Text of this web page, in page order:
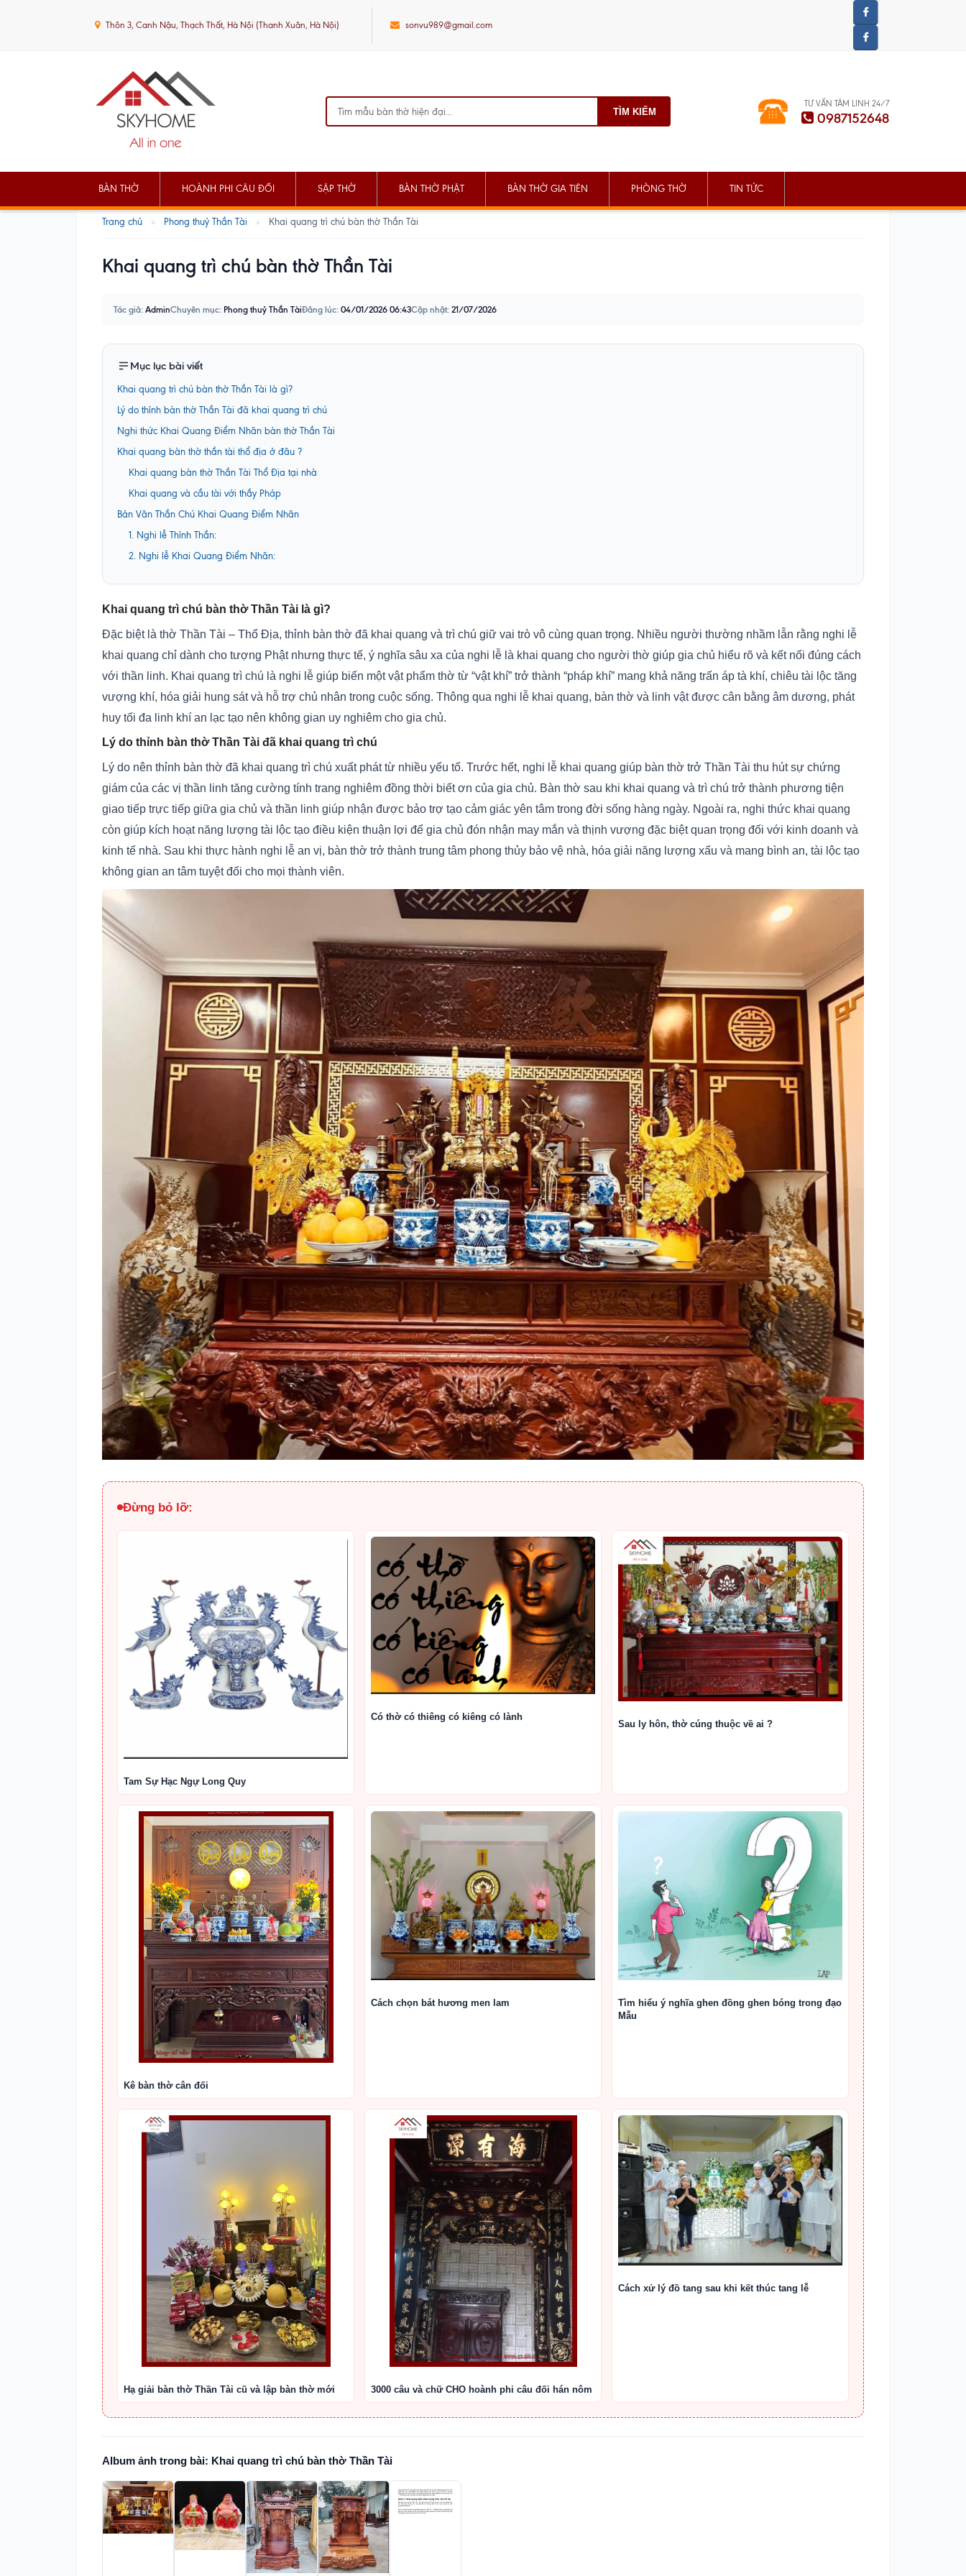
Thôn 3, Canh Nậu, Thạch Thất, Hà Nội (Thanh Xuân, Hà Nội) sonvu989@gmail.com
TÌM KIẾM
TƯ VẤN TÂM LINH 24/7
0987152648
BÀN THỜ HOÀNH PHI CÂU ĐỐI SẬP THỜ BÀN THỜ PHẬT BÀN THỜ GIA TIÊN PHÒNG THỜ TIN TỨC
Trang chủ » Phong thuỷ Thần Tài » Khai quang trì chú bàn thờ Thần Tài
Khai quang trì chú bàn thờ Thần Tài
Tác giả: AdminChuyên mục: Phong thuỷ Thần TàiĐăng lúc: 04/01/2026 06:43Cập nhật: 21/07/2026
Mục lục bài viết
Khai quang trì chú bàn thờ Thần Tài là gì?
Lý do thỉnh bàn thờ Thần Tài đã khai quang trì chú
Nghi thức Khai Quang Điểm Nhãn bàn thờ Thần Tài
Khai quang bàn thờ thần tài thổ địa ở đâu ?
Khai quang bàn thờ Thần Tài Thổ Địa tại nhà
Khai quang và cầu tài với thầy Pháp
Bản Văn Thần Chú Khai Quang Điểm Nhãn
1. Nghi lễ Thỉnh Thần:
2. Nghi lễ Khai Quang Điểm Nhãn:
Khai quang trì chú bàn thờ Thần Tài là gì?
Đặc biệt là thờ Thần Tài – Thổ Địa, thỉnh bàn thờ đã khai quang và trì chú giữ vai trò vô cùng quan trọng. Nhiều người thường nhầm lẫn rằng nghi lễ
khai quang chỉ dành cho tượng Phật nhưng thực tế, ý nghĩa sâu xa của nghi lễ là khai quang cho người thờ giúp gia chủ hiểu rõ và kết nối đúng cách
với thần linh. Khai quang trì chú là nghi lễ giúp biến một vật phẩm thờ từ “vật khí” trở thành “pháp khí” mang khả năng trấn áp tà khí, chiêu tài lộc tăng
vượng khí, hóa giải hung sát và hỗ trợ chủ nhân trong cuộc sống. Thông qua nghi lễ khai quang, bàn thờ và linh vật được cân bằng âm dương, phát
huy tối đa linh khí an lạc tạo nên không gian uy nghiêm cho gia chủ.
Lý do thỉnh bàn thờ Thần Tài đã khai quang trì chú
Lý do nên thỉnh bàn thờ đã khai quang trì chú xuất phát từ nhiều yếu tố. Trước hết, nghi lễ khai quang giúp bàn thờ trở Thần Tài thu hút sự chứng
giám của các vị thần linh tăng cường tính trang nghiêm đồng thời biết ơn của gia chủ. Bàn thờ sau khi khai quang và trì chú trở thành phương tiện
giao tiếp trực tiếp giữa gia chủ và thần linh giúp nhận được bảo trợ tạo cảm giác yên tâm trong đời sống hàng ngày. Ngoài ra, nghi thức khai quang
còn giúp kích hoạt năng lượng tài lộc tạo điều kiện thuận lợi để gia chủ đón nhận may mắn và thịnh vượng đặc biệt quan trọng đối với kinh doanh và
kinh tế nhà. Sau khi thực hành nghi lễ an vị, bàn thờ trở thành trung tâm phong thủy bảo vệ nhà, hóa giải năng lượng xấu và mang bình an, tài lộc tạo
không gian an tâm tuyệt đối cho mọi thành viên.
Đừng bỏ lỡ:
Tam Sự Hạc Ngự Long Quy
Có thờ có thiêng có kiêng có lành
Sau ly hôn, thờ cúng thuộc về ai ?
Kê bàn thờ cân đối
Cách chọn bát hương men lam
Tìm hiểu ý nghĩa ghen đồng ghen bóng trong đạo
Mẫu
Hạ giải bàn thờ Thần Tài cũ và lập bàn thờ mới 3000 câu và chữ CHO hoành phi câu đối hán nôm
Cách xử lý đồ tang sau khi kết thúc tang lễ
Album ảnh trong bài: Khai quang trì chú bàn thờ Thần Tài